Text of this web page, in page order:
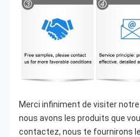
Merci infiniment de visiter
nous avons les produits que
contactez, nous te fournirons